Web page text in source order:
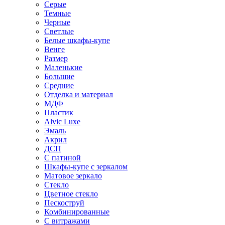
Серые
Темные
Черные
Светлые
Белые шкафы-купе
Венге
Размер
Маленькие
Большие
Средние
Отделка и материал
МДФ
Пластик
Alvic Luxe
Эмаль
Акрил
ДСП
С патиной
Шкафы-купе с зеркалом
Матовое зеркало
Стекло
Цветное стекло
Пескоструй
Комбинированные
С витражами